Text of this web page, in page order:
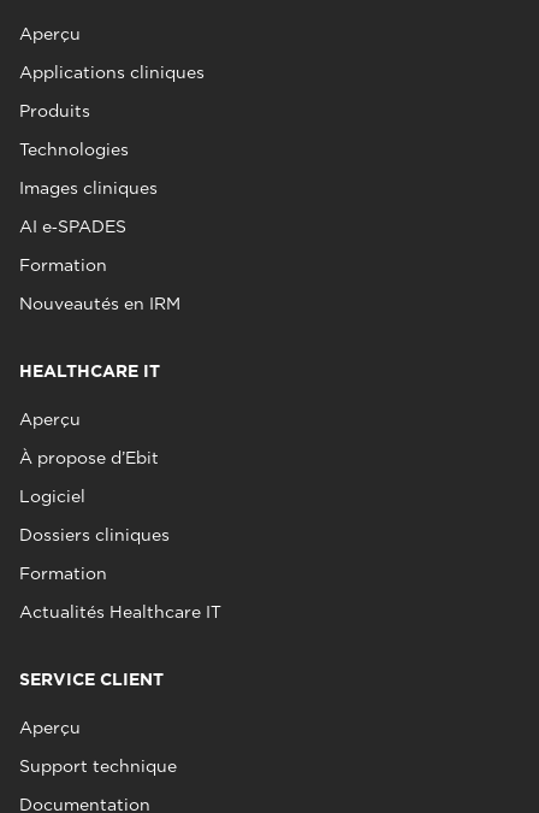
Aperçu
Applications cliniques
Produits
Technologies
Images cliniques
AI e‑SPADES
Formation
Nouveautés en IRM
HEALTHCARE IT
Aperçu
À propose d’Ebit
Logiciel
Dossiers cliniques
Formation
Actualités Healthcare IT
SERVICE CLIENT
Aperçu
Support technique
Documentation